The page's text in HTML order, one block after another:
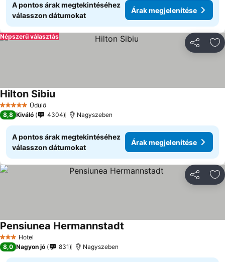
A pontos árak megtekintéséhez
válasszon dátumokat
Árak megjelenítése
Népszerű választás
5 KategóriaÜdülő
Hilton Sibiu
8,8 Kiváló 4304 Nagyszeben
A pontos árak megtekintéséhez
válasszon dátumokat
Árak megjelenítése
3 Kategória
Hotel
Pensiunea Hermannstadt
8,0 Nagyon jó 831 Nagyszeben